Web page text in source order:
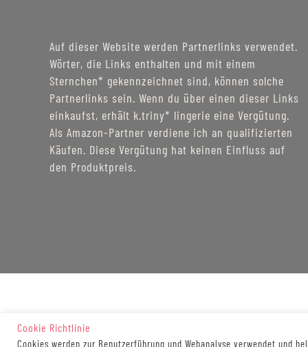
Auf dieser Website werden Partnerlinks verwendet.
Wörter, die Links enthalten und mit einem
Sternchen* gekennzeichnet sind, können solche
Partnerlinks sein. Wenn du über einen dieser Links
einkaufst, erhält k.triny* lingerie eine Vergütung.
Als Amazon-Partner verdiene ich an qualifizierten
Käufen. Diese Vergütung hat keinen Einfluss auf
den Produktpreis.
Cookie Richtlinie
Cookies werden zur Benutzerführung und Webanalyse verwendet und